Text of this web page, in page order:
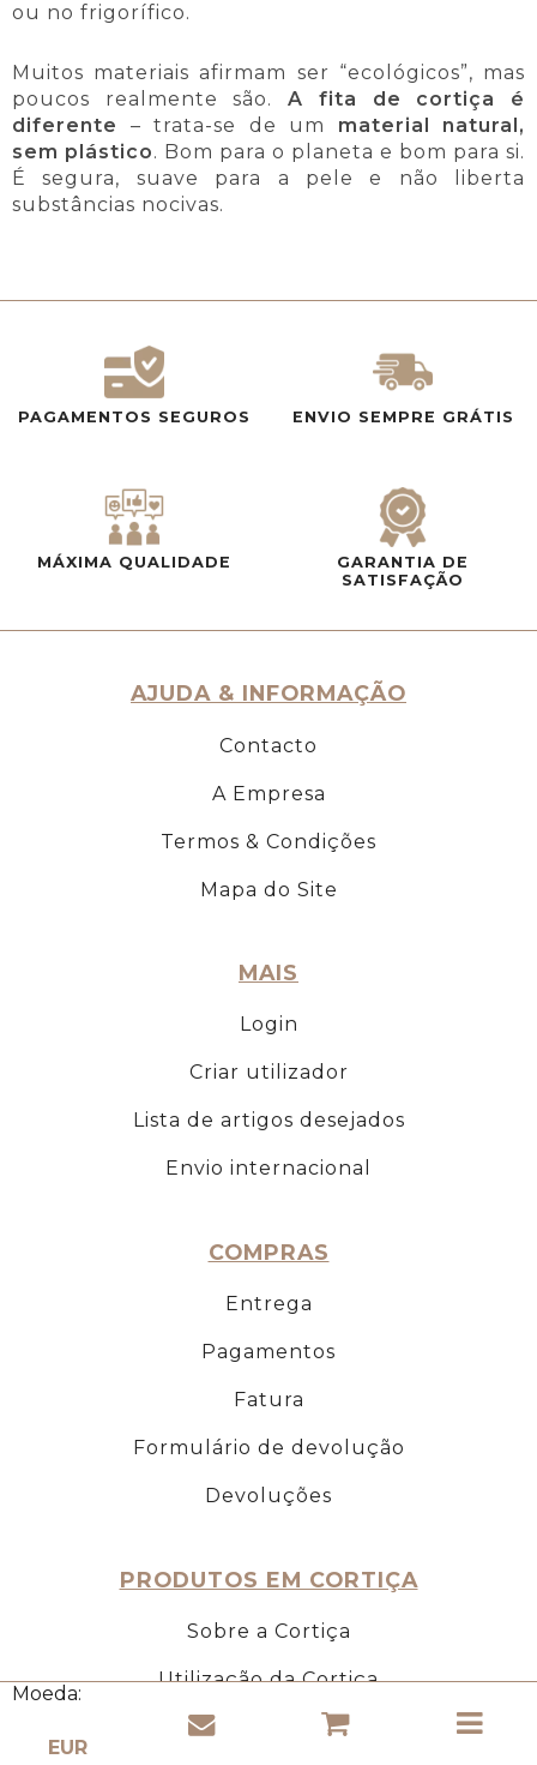
Moeda:
ou no frigorífico.
Muitos materiais afirmam ser “ecológicos”, mas
poucos realmente são.A fita de cortiça é
diferente
– trata-se de um material natural,
sem plástico. Bom para o planeta e bom para si.
É segura, suave para a pele e não liberta
substâncias nocivas.
PAGAMENTOS SEGUROS ENVIO SEMPRE GRÁTIS
MÁXIMA QUALIDADE
GARANTIA DE
SATISFAÇÃO
AJUDA & INFORMAÇÃO
Contacto
A Empresa
Termos & Condições
Mapa do Site
MAIS
Login
Criar utilizador
Lista de artigos desejados
Envio internacional
COMPRAS
Entrega
Pagamentos
Fatura
Formulário de devolução
Devoluções
PRODUTOS EM CORTIÇA
Sobre a Cortiça
Utilização da Cortiça
Propriedades da cortiça